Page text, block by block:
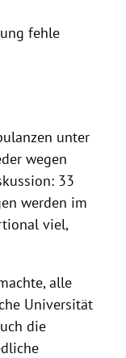
fehle
unter
wegen
33
werden im
viel,
alle
Universität
die